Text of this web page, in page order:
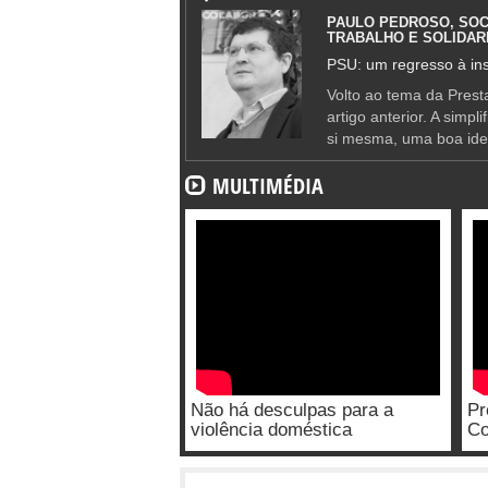
PAULO PEDROSO,
TRABALHO E
PSU: um regresso à
Volto ao tema da
artigo anterior. A
si mesma, uma boa
MULTIMÉDIA
Não há desculpas para a
violência doméstica